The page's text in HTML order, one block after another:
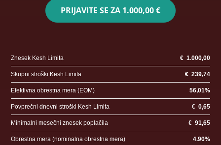
PRIJAVITE SE ZA 1.000,00 €
Znesek Kesh Limita € 1.000,00
Skupni stroški Kesh Limita € 239,74
Efektivna obrestna mera (EOM) 56,01%
Povprečni dnevni stroški Kesh Limita € 0,65
Minimalni mesečni znesek poplačila € 91,65
Obrestna mera (nominalna obrestna mera) 4.90%